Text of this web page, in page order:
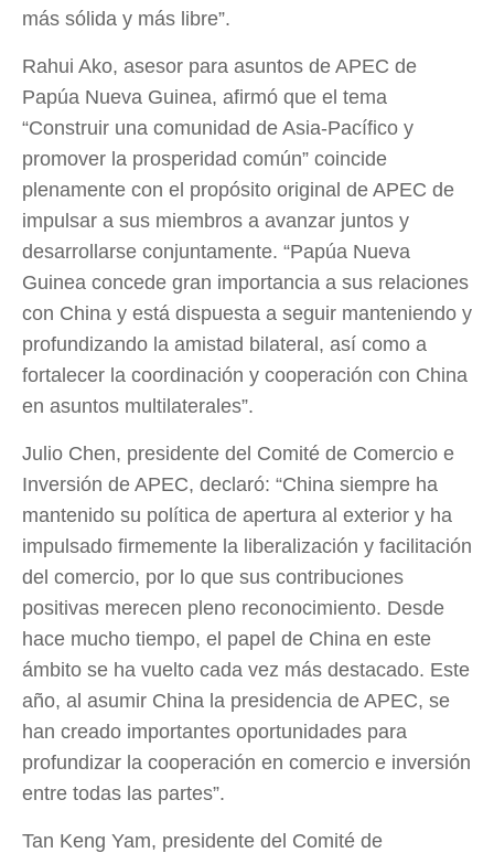
más sólida y más libre”.
Rahui Ako, asesor para asuntos de APEC de
Papúa Nueva Guinea, afirmó que el tema
“Construir una comunidad de Asia-Pacífico y
promover la prosperidad común” coincide
plenamente con el propósito original de APEC de
impulsar a sus miembros a avanzar juntos y
desarrollarse conjuntamente. “Papúa Nueva
Guinea concede gran importancia a sus relaciones
con China y está dispuesta a seguir manteniendo y
profundizando la amistad bilateral, así como a
fortalecer la coordinación y cooperación con China
en asuntos multilaterales”.
Julio Chen, presidente del Comité de Comercio e
Inversión de APEC, declaró: “China siempre ha
mantenido su política de apertura al exterior y ha
impulsado firmemente la liberalización y facilitación
del comercio, por lo que sus contribuciones
positivas merecen pleno reconocimiento. Desde
hace mucho tiempo, el papel de China en este
ámbito se ha vuelto cada vez más destacado. Este
año, al asumir China la presidencia de APEC, se
han creado importantes oportunidades para
profundizar la cooperación en comercio e inversión
entre todas las partes”.
Tan Keng Yam, presidente del Comité de